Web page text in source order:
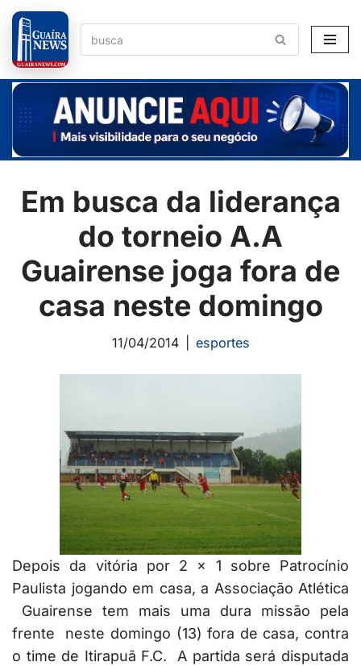
Pular
para
o
conteúdo
Em busca da liderança
do torneio A.A
Guairense joga fora de
casa neste domingo
11/04/2014 esportes
Depois da vitória por 2 x 1 sobre Patrocínio
Paulista jogando em casa, a Associação Atlética
Guairense tem mais uma dura missão pela
frente neste domingo (13) fora de casa, contra
o time de Itirapuã F.C. A partida será disputada